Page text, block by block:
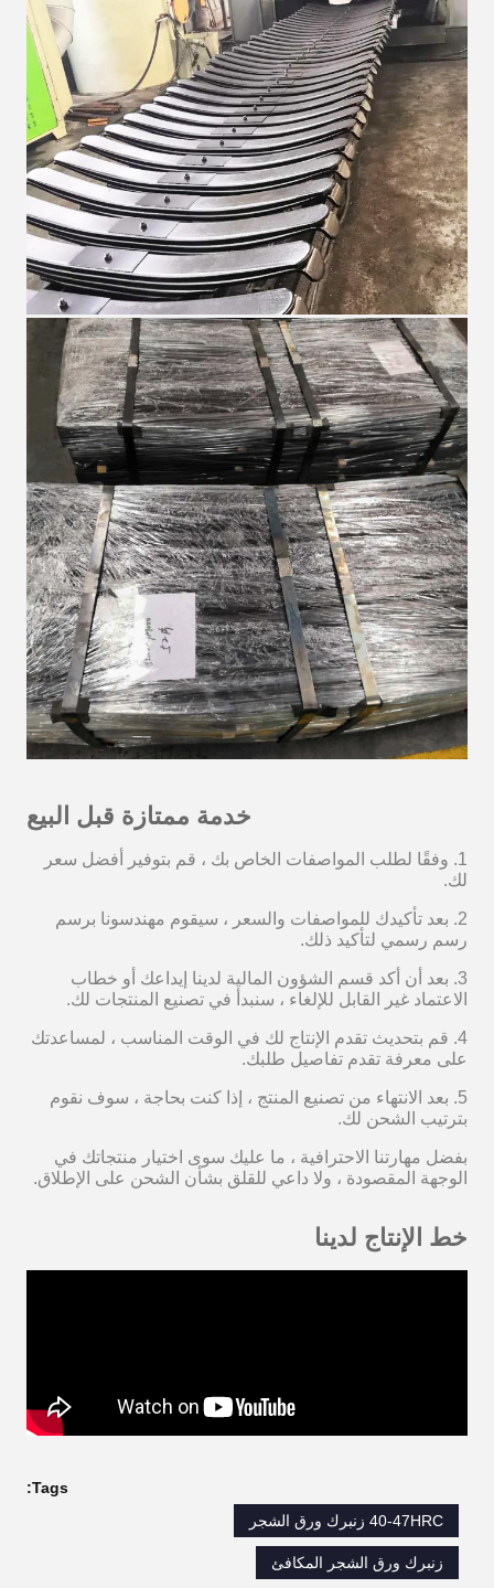
خدمة ممتازة قبل البيع
1. وفقًا لطلب المواصفات الخاص بك ، قم بتوفير أفضل سعر
لك.
2. بعد تأكيدك للمواصفات والسعر ، سيقوم مهندسونا برسم
رسم رسمي لتأكيد ذلك.
3. بعد أن أكد قسم الشؤون المالية لدينا إيداعك أو خطاب
الاعتماد غير القابل للإلغاء ، سنبدأ في تصنيع المنتجات لك.
4. قم بتحديث تقدم الإنتاج لك في الوقت المناسب ، لمساعدتك
على معرفة تقدم تفاصيل طلبك.
5. بعد الانتهاء من تصنيع المنتج ، إذا كنت بحاجة ، سوف نقوم
بترتيب الشحن لك.
بفضل مهارتنا الاحترافية ، ما عليك سوى اختيار منتجاتك في
الوجهة المقصودة ، ولا داعي للقلق بشأن الشحن على الإطلاق.
خط الإنتاج لدينا
Tags:
40-47HRC زنبرك ورق الشجر
زنبرك ورق الشجر المكافئ